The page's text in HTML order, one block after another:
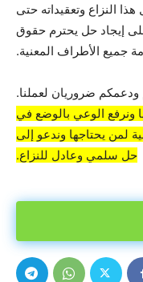
النزاع وتعقيداته حتى
إيجاد حل يحترم حقوق
جميع الأطراف المعنية.
ضروريان لعملنا.
ونرفع الوعي بالوضع في
لمن يحتاجها وندعو إلى
حل سلمي وعادل للنزاع.